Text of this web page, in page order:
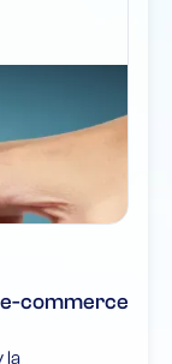
commerce
la